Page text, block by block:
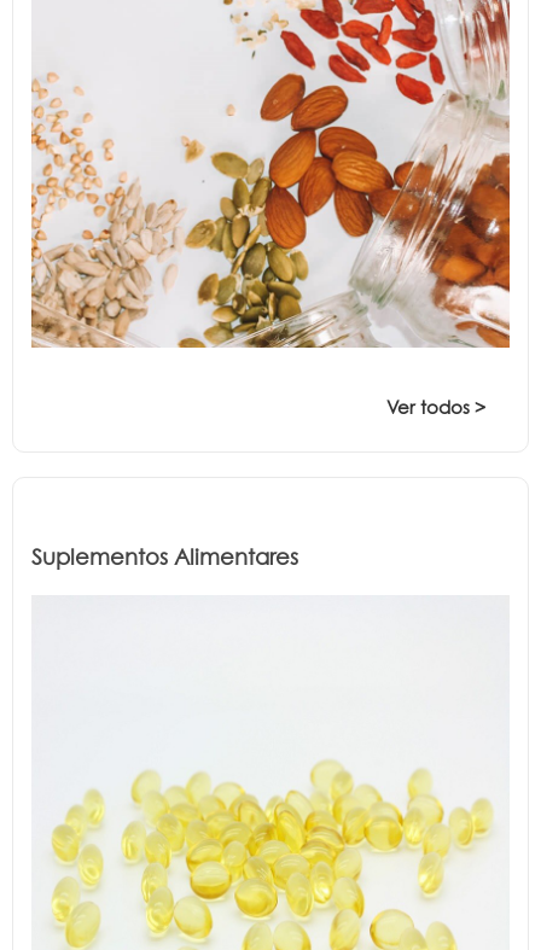
Ver todos >
Suplementos Alimentares